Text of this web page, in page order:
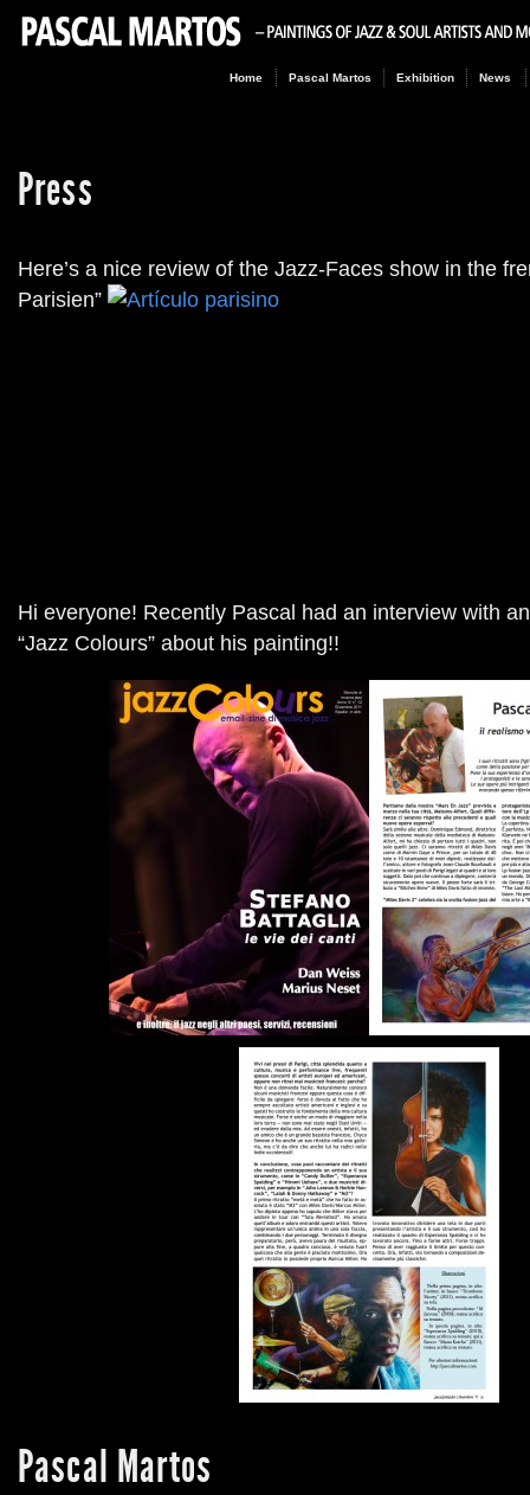
Home Pascal Martos Exhibition News
Press
Here’s a nice review of the Jazz-Faces show in the
Parisien”
Hi everyone! Recently Pascal had an interview with
“Jazz Colours” about his painting!!
Pascal Martos